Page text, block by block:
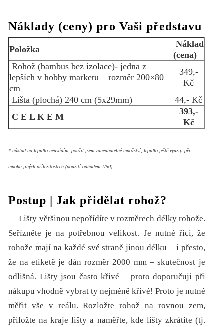
Náklady (ceny) pro Vaši představu
Položka
Náklad
(cena)
Rohož (bambus bez izolace)- jedna z
lepších v hobby marketu – rozměr 200×80
cm
349,-
Kč
Lišta (plochá) 240 cm (5x29mm)
44,- Kč
C E L K E M
393,-
Kč
* náklad na lepidlo neuvádím, použil jsem zanedbatelné množství, lepidlo ještě využiji při
mnoha jiných příležitostech (použití odhadem 1/50)
Postup | Jak přidělat rohož?
Lišty většinou nepořídíte v rozměrech délky rohože.
Seřízněte je na potřebnou velikost. Je nutné říci, že
rohože mají na každé své straně jinou délku – i přesto,
že na etiketě je dán rozměr 2000 mm – skutečnost je
odlišná. Lišty jsou často křivé – proto doporučuji při
nákupu vhodně vybrat ty nejméně křivé! Proto je nutné
měřit vše v reálu. Rozložte rohož na rovnou zem,
přiložte na kraje lišty a naměřte, kde lišty zkrátíte (tj.